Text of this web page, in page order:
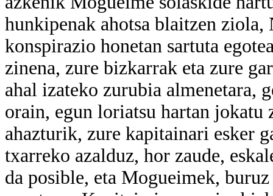
hunkipenak ahotsa blaitzen
konspirazio honetan sartuta
zinena, zure bizkarrak eta zure
ahal izateko zurubia almenetara,
orain, egun loriatsu hartan jokatu
ahazturik, zure kapitainari esker
txarreko azalduz, hor zaude,
da posible, eta Mogueimek,